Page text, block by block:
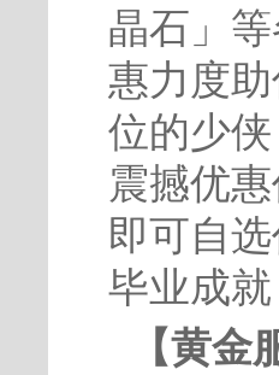
晶石」
惠力度
位的少
震撼优
即可自
毕业成就
【黄金